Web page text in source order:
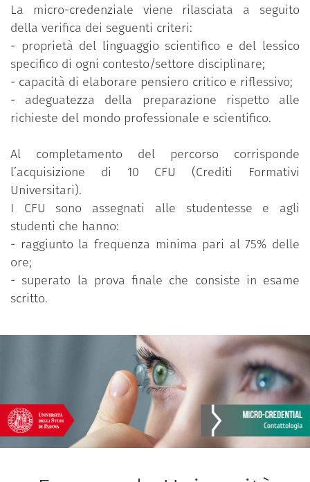
La micro-credenziale viene rilasciata a seguito
della verifica dei seguenti criteri:
- proprietà del linguaggio scientifico e del lessico
specifico di ogni contesto/settore disciplinare;
- capacità di elaborare pensiero critico e riflessivo;
- adeguatezza della preparazione rispetto alle
richieste del mondo professionale e scientifico.
Al completamento del percorso corrisponde
l’acquisizione di 10 CFU (Crediti Formativi
Universitari).
I CFU sono assegnati alle studentesse e agli
studenti che hanno:
- raggiunto la frequenza minima pari al 75% delle
ore;
- superato la prova finale che consiste in esame
scritto.